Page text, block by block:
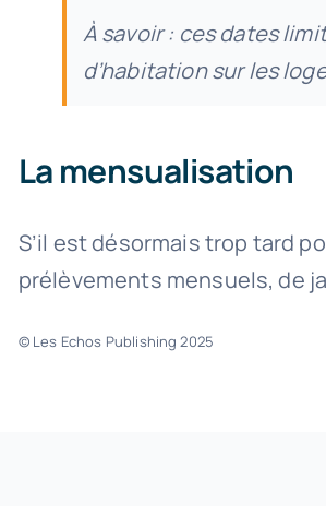
À savoir : ces dates
d’habitation sur les
La mensualisation
S’il est désormais trop tard
prélèvements mensuels, de
© Les Echos Publishing 2025